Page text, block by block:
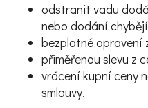
odstranit vadu
nebo dodání
bezplatné opravení
přiměřenou slevu z
vrácení kupní ceny
smlouvy.